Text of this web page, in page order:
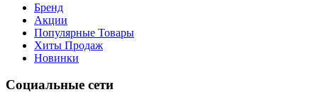
Бренд
Акции
Популярные Товары
Хиты Продаж
Новинки
Социальные сети